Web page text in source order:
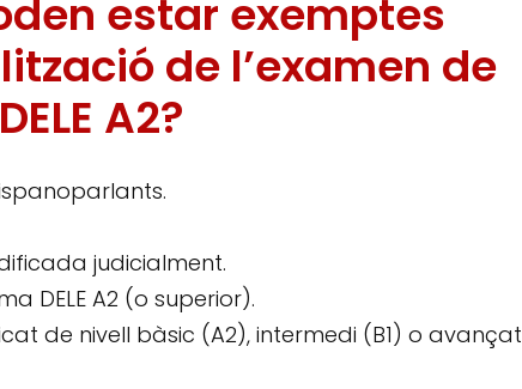
estar exemptes
de l’examen de
A2?
judicialment.
DELE A2 (o superior).
de nivell bàsic (A2), intermedi (B1) o avançat